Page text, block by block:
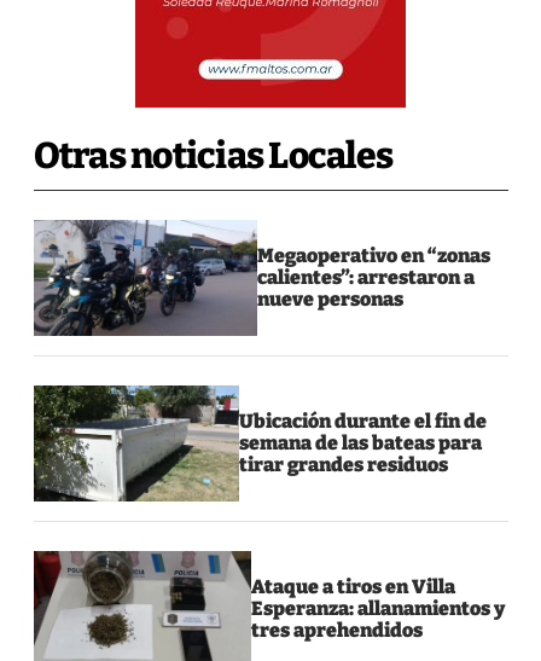
Otras noticias Locales
Megaoperativo en “zonas
calientes”: arrestaron a
nueve personas
Ubicación durante el fin de
semana de las bateas para
tirar grandes residuos
Ataque a tiros en Villa
Esperanza: allanamientos y
tres aprehendidos